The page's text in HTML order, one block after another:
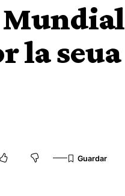
Mundial
la seua